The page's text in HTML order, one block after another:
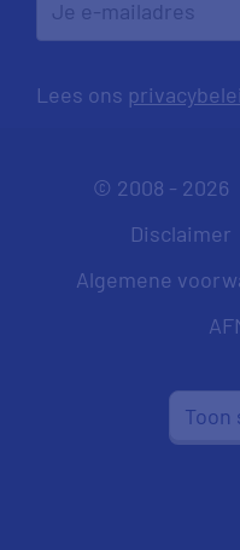
Lees ons
© 2008 - 2026
Disclaimer
Algemene
Toon